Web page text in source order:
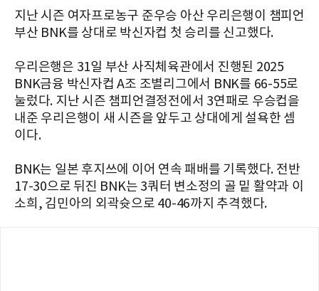
지난 시즌 여자프로농구 준우승 아산 우리은행이 챔피언
부산 BNK를 상대로 박신자컵 첫 승리를 신고했다.
우리은행은 31일 부산 사직체육관에서 진행된 2025
BNK금융 박신자컵 A조 조별리그에서 BNK를 66-55로
눌렀다. 지난 시즌 챔피언결정전에서 3연패로 우승컵을
내준 우리은행이 새 시즌을 앞두고 상대에게 설욕한 셈
이다.
BNK는 일본 후지쓰에 이어 연속 패배를 기록했다. 전반
17-30으로 뒤진 BNK는 3쿼터 변소정의 골 밑 활약과 이
소희, 김민아의 외곽슛으로 40-46까지 추격했다.